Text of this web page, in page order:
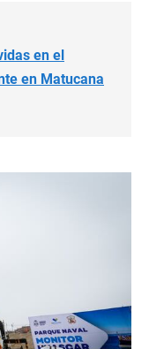
en el
en Matucana